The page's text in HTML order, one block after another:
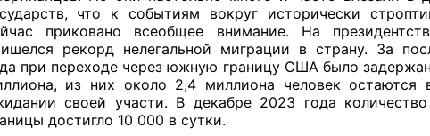
что к событиям вокруг исторически
приковано всеобщее внимание. На
рекорд нелегальной миграции в страну. За
при переходе через южную границу США было
из них около 2,4 миллиона человек остаются
своей участи. В декабре 2023 года
достигло 10 000 в сутки.